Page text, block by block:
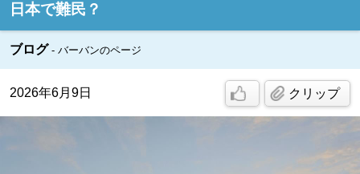
日本で難民？
ブログ バーバンのページ
2026年6月9日 クリップ